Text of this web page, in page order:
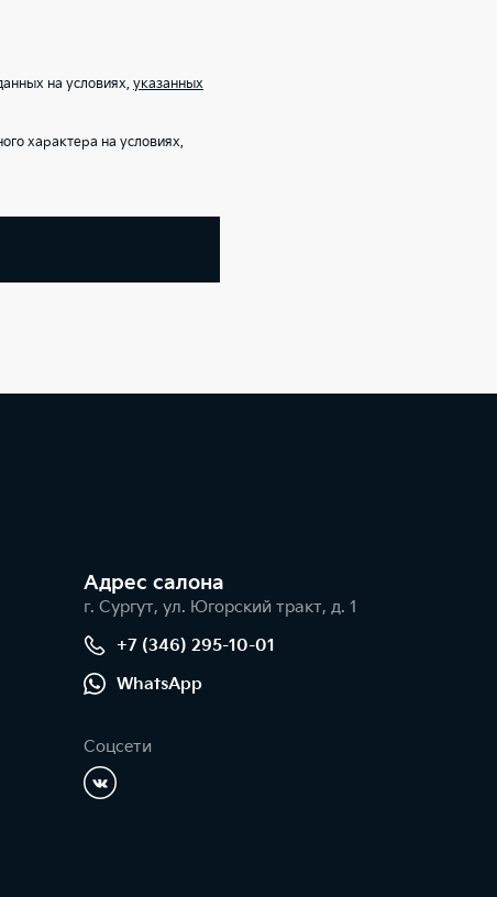
на условиях, указанных
характера на условиях,
Адрес салонa
г. Сургут, ул. Югорский тракт, д. 1
+7 (346) 295-10-01
WhatsApp
Соцсети